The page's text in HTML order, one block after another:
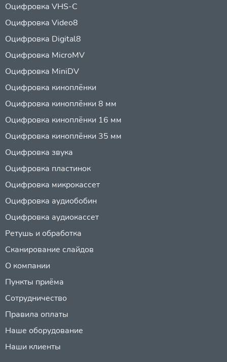
Оцифровка VHS-C
Оцифровка Video8
Оцифровка Digital8
Оцифровка MicroMV
Оцифровка MiniDV
Оцифровка киноплёнки
Оцифровка киноплёнки 8 мм
Оцифровка киноплёнки 16 мм
Оцифровка киноплёнки 35 мм
Оцифровка звука
Оцифровка пластинок
Оцифровка микрокассет
Оцифровка аудиобобин
Оцифровка аудиокассет
Ретушь и обработка
Сканирование слайдов
О компании
Пункты приёма
Сотрудничество
Правила оплаты
Наше оборудование
Наши клиенты